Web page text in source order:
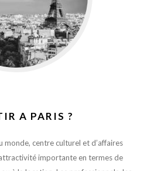
A PARIS ?
centre culturel et d’affaires
importante en termes de